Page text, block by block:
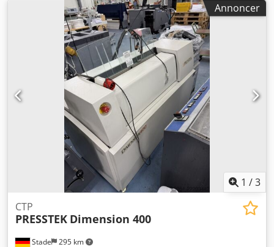
Annoncer
1 /3
Stade 295 km
CTP
PRESSTEK Dimension 400